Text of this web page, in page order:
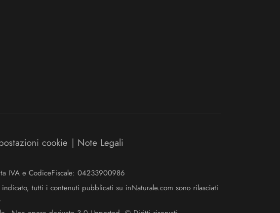
cookie | Note Legali
IVA e CodiceFiscale: 04233900986
tutti i contenuti pubblicati su inNaturale.com sono rilasciati